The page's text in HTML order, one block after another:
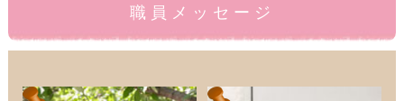
職員メッセージ